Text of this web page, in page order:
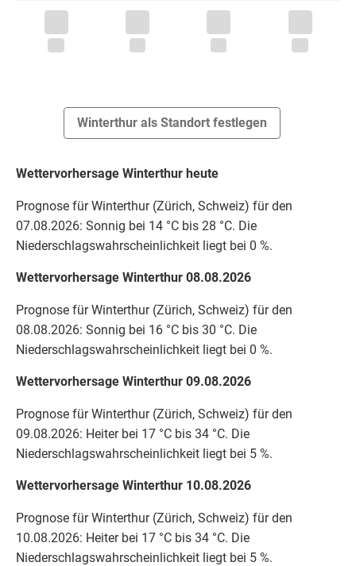
Winterthur als Standort festlegen
Wettervorhersage Winterthur heute
Prognose für Winterthur (Zürich, Schweiz) für den
07.08.2026: Sonnig bei 14 °C bis 28 °C. Die
Niederschlagswahrscheinlichkeit liegt bei 0 %.
Wettervorhersage Winterthur 08.08.2026
Prognose für Winterthur (Zürich, Schweiz) für den
08.08.2026: Sonnig bei 16 °C bis 30 °C. Die
Niederschlagswahrscheinlichkeit liegt bei 0 %.
Wettervorhersage Winterthur 09.08.2026
Prognose für Winterthur (Zürich, Schweiz) für den
09.08.2026: Heiter bei 17 °C bis 34 °C. Die
Niederschlagswahrscheinlichkeit liegt bei 5 %.
Wettervorhersage Winterthur 10.08.2026
Prognose für Winterthur (Zürich, Schweiz) für den
10.08.2026: Heiter bei 17 °C bis 34 °C. Die
Niederschlagswahrscheinlichkeit liegt bei 5 %.